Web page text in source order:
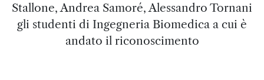
Stallone, Andrea Samoré, Alessandro Tornani
gli studenti di Ingegneria Biomedica a cui è
andato il riconoscimento